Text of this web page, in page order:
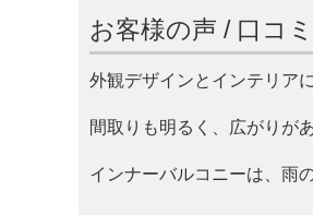
お客様の声 / 口コミ
外観デザインとインテリア
間取りも明るく、広がりが
インナーバルコニーは、雨